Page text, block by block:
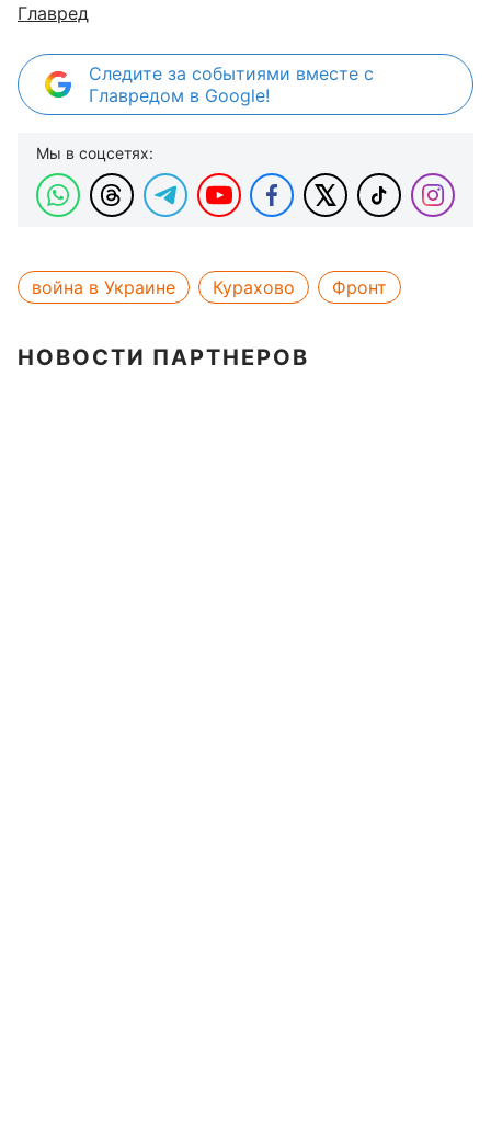
Главред
Следите за событиями вместе с
Главредом в Google!
Мы в соцсетях:
война в Украине Курахово Фронт
НОВОСТИ ПАРТНЕРОВ